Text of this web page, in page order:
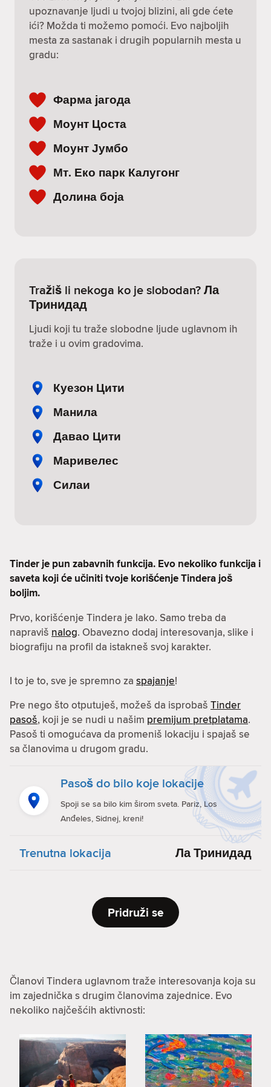
upoznavanje ljudi u tvojoj blizini, ali gde ćete
ići? Možda ti možemo pomoći. Evo najboljih
mesta za sastanak i drugih popularnih mesta u
gradu:
Фарма јагода
Моунт Цоста
Моунт Јумбо
Мт. Еко парк Калугонг
Долина боја
Tražiš li nekoga ko je slobodan? Ла
Тринидад
Ljudi koji tu traže slobodne ljude uglavnom ih
traže i u ovim gradovima.
Куезон Цити
Манила
Давао Цити
Маривелес
Силаи
Tinder je pun zabavnih funkcija. Evo nekoliko funkcija i
saveta koji će učiniti tvoje korišćenje Tindera još
boljim.
Prvo, korišćenje Tindera je lako. Samo treba da
napraviš nalog. Obavezno dodaj interesovanja, slike i
biografiju na profil da istakneš svoj karakter.
I to je to, sve je spremno za spajanje!
Pre nego što otputuješ, možeš da isprobaš Tinder
pasoš, koji je se nudi u našim premijum pretplatama.
Pasoš ti omogućava da promeniš lokaciju i spajaš se
sa članovima u drugom gradu.
Pasoš do bilo koje lokacije
Spoji se sa bilo kim širom sveta. Pariz, Los
Anđeles, Sidnej, kreni!
Trenutna lokacija Ла Тринидад
Pridruži se
Članovi Tindera uglavnom traže interesovanja koja su
im zajednička s drugim članovima zajednice. Evo
nekoliko najčešćih aktivnosti: